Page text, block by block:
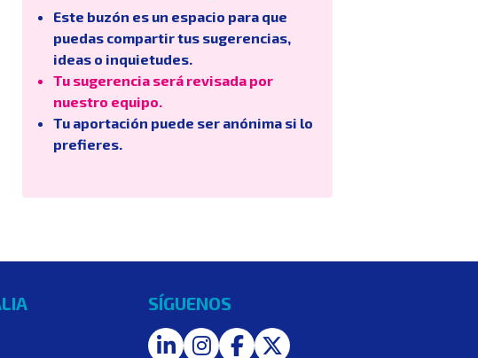
Este buzón es un espacio para que
puedas compartir tus sugerencias,
ideas o inquietudes.
Tu sugerencia será revisada por
nuestro equipo.
Tu aportación puede ser anónima si lo
prefieres.
SÍGUENOS
LinkedInInstagram
FacebookTwitter